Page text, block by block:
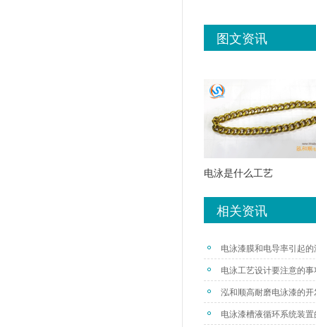
图文资讯
电泳是什么工艺
相关资讯
电泳漆膜和电导率引起
电泳工艺设计要注意的
泓和顺高耐磨电泳漆的
电泳漆槽液循环系统装